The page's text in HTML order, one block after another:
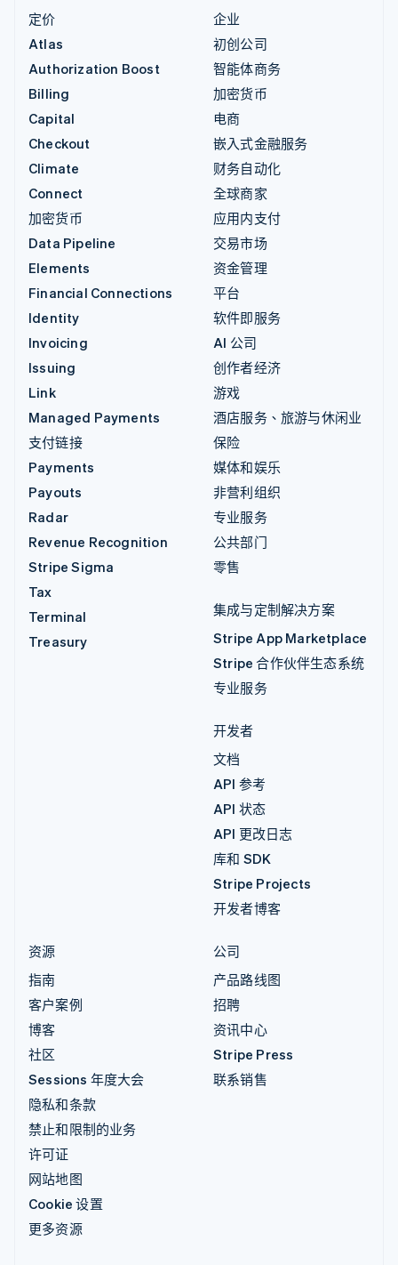
定价
Atlas
Authorization Boost
Billing
Capital
Checkout
Climate
Connect
加密货币
Data Pipeline
Elements
Financial Connections
Identity
Invoicing
Issuing
Link
Managed Payments
支付链接
Payments
Payouts
Radar
Revenue Recognition
Stripe Sigma
Tax
Terminal
Treasury
企业
初创公司
智能体商务
加密货币
电商
嵌入式金融服务
财务自动化
全球商家
应用内支付
交易市场
资金管理
平台
软件即服务
AI 公司
创作者经济
游戏
酒店服务、旅游与休闲业
保险
媒体和娱乐
非营利组织
专业服务
公共部门
零售
集成与定制解决方案
Stripe App Marketplace
Stripe 合作伙伴生态系统
专业服务
开发者
文档
API 参考
API 状态
API 更改日志
库和 SDK
Stripe Projects
开发者博客
资源
指南
客户案例
博客
社区
Sessions 年度大会
隐私和条款
禁止和限制的业务
许可证
网站地图
Cookie 设置
更多资源
公司
产品路线图
招聘
资讯中心
Stripe Press
联系销售